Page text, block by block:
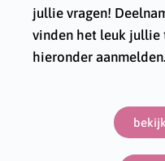
jullie vragen!
vinden het leuk jullie
hieronder aanmelden.